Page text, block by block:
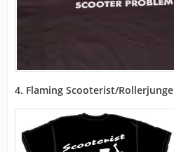
4. Flaming Scooterist/Rollerjunge